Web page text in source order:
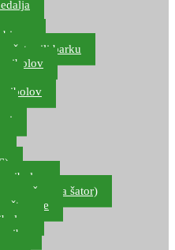
šator ili barku
ribolov
ribolov
ribolov
ručne, za šator)
štapove
ribe